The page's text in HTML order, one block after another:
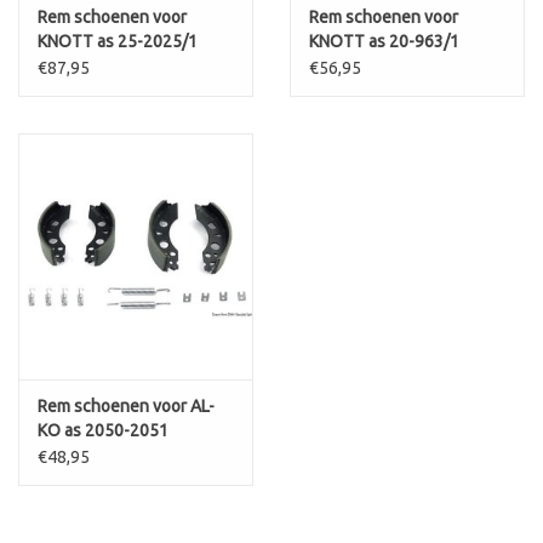
Rem schoenen voor
KNOTT as 25-2025/1
€87,95
Rem schoenen voor
KNOTT as 20-963/1
€56,95
Rem schoenen voor AL-
KO as 2050-2051
€48,95